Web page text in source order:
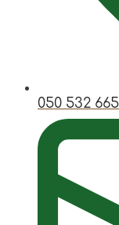
050 532